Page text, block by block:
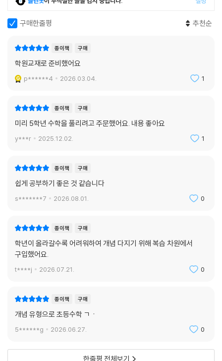
구매한줄평 추천순
종이책 구매
학원교재로 준비했어요
p******4 2026.03.04. 1
종이책 구매
미리 5학년 수학을 풀리려고 주문했어요. 내용 좋아요
y***r 2025.12.02. 1
종이책 구매
쉽게 공부하기 좋은 것 같습니다
s*******7 2026.08.01. 0
종이책 구매
학년이 올라갈수록 어려워하여 개념 다지기 위해 복습 차원에서
구입했어요.
t****j 2026.07.21. 0
종이책 구매
개념 유형으로 초등수학 ㄱㆍ
5******g 2026.06.27. 0
한줄평 전체보기